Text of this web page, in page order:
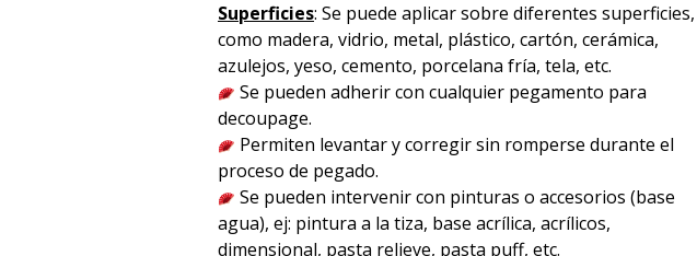
Superficies: Se puede aplicar sobre diferentes superficies,
como madera, vidrio, metal, plástico, cartón, cerámica,
azulejos, yeso, cemento, porcelana fría, tela, etc.
Se pueden adherir con cualquier pegamento para
decoupage.
Permiten levantar y corregir sin romperse durante el
proceso de pegado.
Se pueden intervenir con pinturas o accesorios (base
agua), ej: pintura a la tiza, base acrílica, acrílicos,
dimensional, pasta relieve, pasta puff, etc.